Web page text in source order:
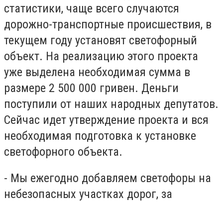
статистики, чаще всего случаются
дорожно-транспортные происшествия, в
текущем году установят светофорный
объект. На реализацию этого проекта
уже выделена необходимая сумма в
размере 2 500 000 гривен. Деньги
поступили от наших народных депутатов.
Сейчас идет утверждение проекта и вся
необходимая подготовка к установке
светофорного объекта.
- Мы ежегодно добавляем светофоры на
небезопасных участках дорог, за